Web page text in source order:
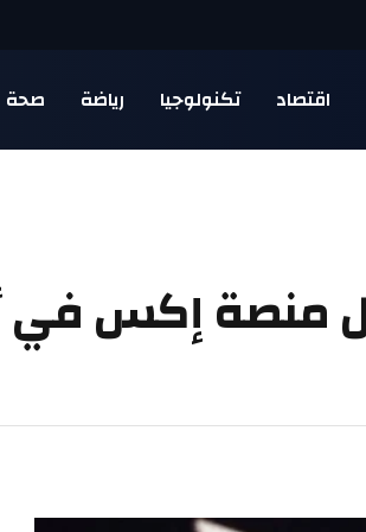
اقتصاد تكنولوجيا رياضة صحة
منصة إكس في